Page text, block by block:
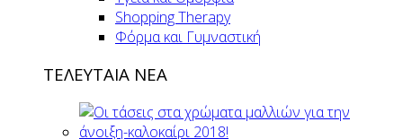
Shopping Therapy
Φόρμα και Γυμναστική
ΤΕΛΕΥΤΑΙΑ ΝΕΑ